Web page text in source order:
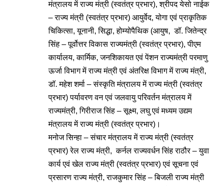
मंत्रालय में राज्य मंत्री (स्वतंत्र प्रभार), श्रीपद येसो नाईक
– राज्य मंत्री (स्वतंत्र प्रभार) आयुर्वेद, योगा एवं प्राकृतिक
चिकित्सा, यूनानी, सिद्धा, होम्योपैथिक (आयुष, डॉ. जितेन्द्र
सिंह – पूर्वोत्तर विकास राज्यमंत्री (स्वतंत्र प्रभार), पीएम
कार्यालय, कार्मिक, जनशिकायत एवं पेंशन राज्यमंत्री परमाणु
ऊर्जा विभाग में राज्य मंत्री एवं अंतरिक्ष विभाग में राज्य मंत्री,
डॉ. महेश शर्मा – संस्कृति मंत्रालय में राज्य मंत्री (स्वतंत्र
प्रभार) पर्यावरण वन एवं जलवायु परिवर्तन मंत्रालय में
राज्यमंत्री, गिरीराज सिंह – सूक्ष्म, लघु एवं मध्यम उद्यम
मंत्रालय में राज्य मंत्री (स्वतंत्र प्रभार)।
मनोज सिन्हा – संचार मंत्रालय में राज्य मंत्री (स्वतंत्र
प्रभार) रेल राज्य मंत्री, कर्नल राज्यवर्धन सिंह राठौर – युवा
कार्य एवं खेल राज्य मंत्री (स्वतंत्र प्रभार) एवं सूचना एवं
प्रसारण राज्य मंत्री, राजकुमार सिंह – बिजली राज्य मंत्री